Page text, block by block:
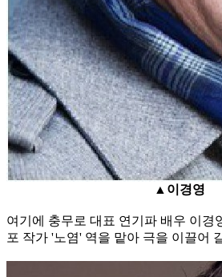
▲이경영
여기에 충무로 대표 연기파 배우 이경
포 작가 '노염' 역을 맡아 극을 이끌어